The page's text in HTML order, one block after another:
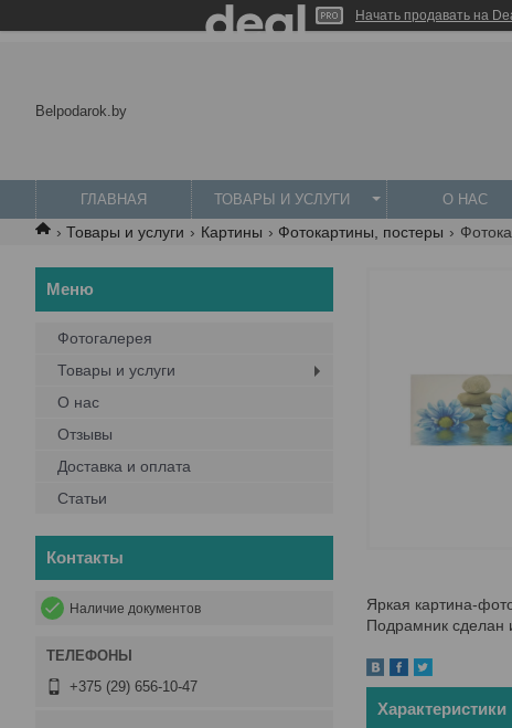
Начать продавать на
Belpodarok.by
ГЛАВНАЯ ТОВАРЫ И УСЛУГИ О НАС
Товары и услуги Картины Фотокартины, постеры
Яркая картина-
Подрамник сделан
Характеристики
Фотогалерея
Товары и услуги
О нас
Отзывы
Доставка и оплата
Статьи
Контакты
Наличие документов
+375 (29) 656-10-47